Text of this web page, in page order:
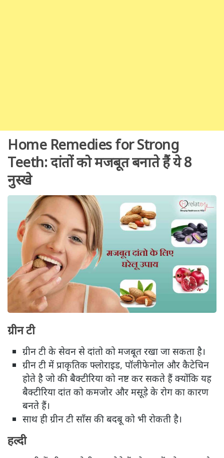
Home Remedies for Strong
Teeth: दांतों को मजबूत बनाते हैं ये 8
नुस्खे
ग्रीन टी
ग्रीन टी के सेवन से दांतो को मजबूत रखा जा सकता है।
ग्रीन टी में प्राकृतिक फ्लोराइड, पॉलीफेनोल और कैटेचिन
होते है जो की बैक्टीरिया को नष्ट कर सकते हैं क्योंकि यह
बैक्टीरिया दांत को कमजोर और मसूड़े के रोग का कारण
बनते हैं।
साथ ही ग्रीन टी साँस की बदबू को भी रोकती है।
हल्दी